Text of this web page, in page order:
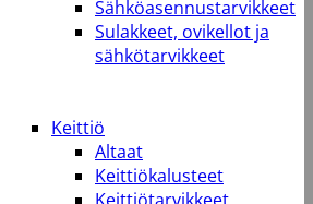
Sähköasennustarvikkeet
Sulakkeet, ovikellot ja
sähkötarvikkeet
Keittiö
Altaat
Keittiökalusteet